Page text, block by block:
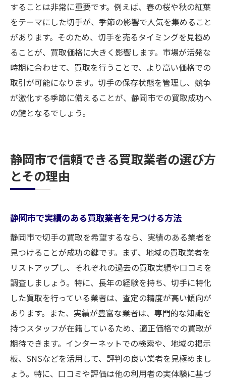
することは非常に重要です。例えば、春の桜や秋の紅葉
をテーマにした切手が、季節の影響で人気を集めること
があります。そのため、切手を売るタイミングを見極め
ることが、買取価格に大きく影響します。市場が活発な
時期に合わせて、買取を行うことで、より高い価格での
取引が可能になります。切手の保存状態を管理し、競争
が激化する季節に備えることが、静岡市での買取成功へ
の鍵となるでしょう。
静岡市で信頼できる買取業者の選び方
とその理由
静岡市で実績のある買取業者を見つける方法
静岡市で切手の買取を希望するなら、実績のある業者を
見つけることが成功の鍵です。まず、地域の買取業者を
リストアップし、それぞれの過去の買取実績や口コミを
調査しましょう。特に、長年の経験を持ち、切手に特化
した買取を行っている業者は、査定の精度が高い傾向が
あります。また、実績が豊富な業者は、専門的な知識を
持つスタッフが在籍しているため、適正価格での買取が
期待できます。インターネットでの検索や、地域の掲示
板、SNSなどを活用して、評判の良い業者を見極めまし
ょう。特に、口コミや評価は他の利用者の実体験に基づ